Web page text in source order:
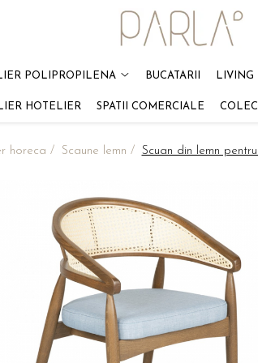
POLIPROPILENA BUCATARII LIVING
HOTELIER SPATII COMERCIALE
horeca / Scaune lemn / Scuan din lemn